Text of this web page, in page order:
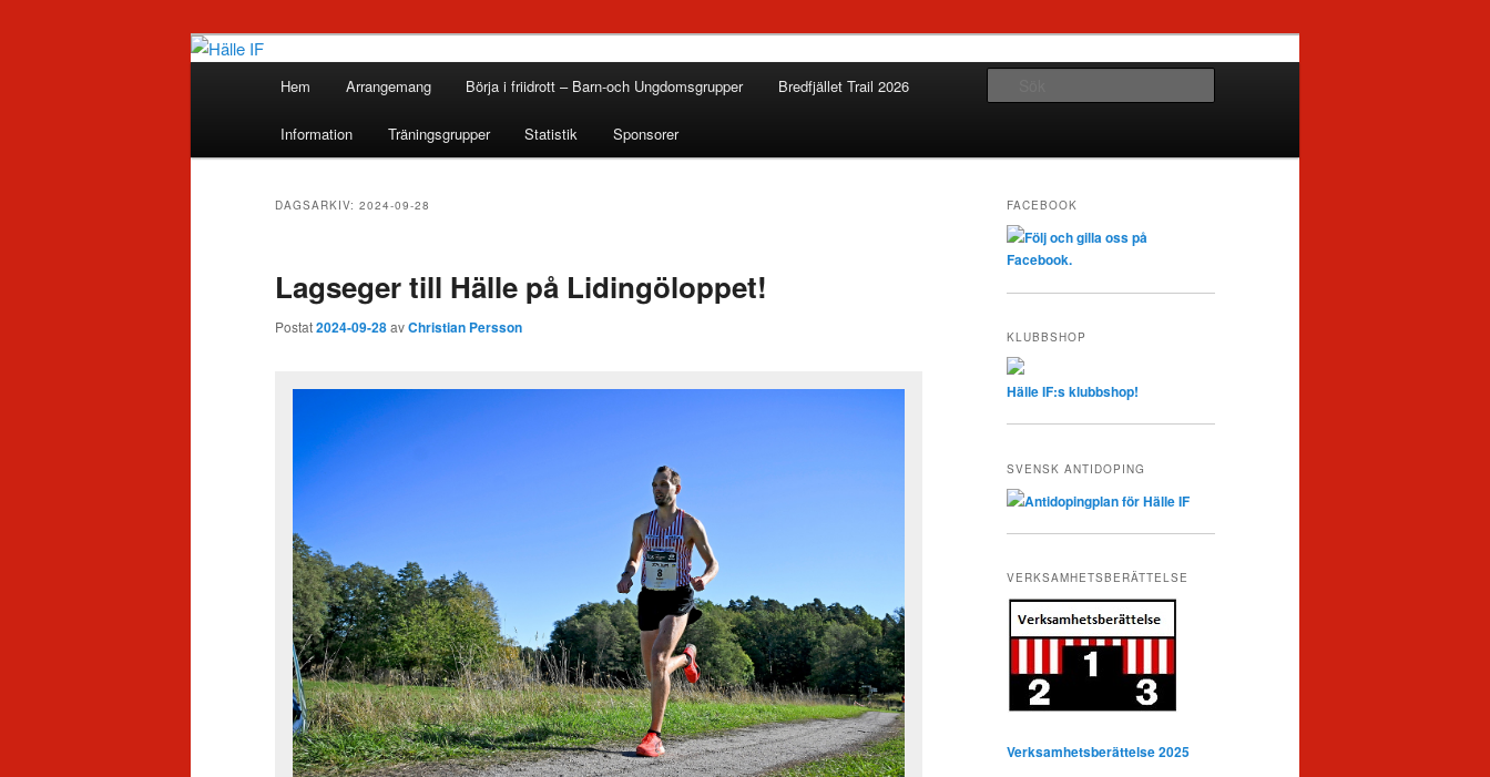
Hälle IF
Hoppa
till
huvudinnehåll
Hoppa
till
sekundärt
Hem Arrangemang Börja i friidrott – Barn-och Ungdomsgrupper Bredfjället Trail 2026
Information Träningsgrupper Statistik Sponsorer
DAGSARKIV: 2024-09-28
Lagseger till Hälle på Lidingöloppet!
Postat2024-09-28avChristian Persson
FACEBOOK
Följ och gilla oss på
Facebook.
KLUBBSHOP
Hälle IF:s klubbshop!
SVENSK ANTIDOPING
Antidopingplan för Hälle IF
VERKSAMHETSBERÄTTELSE
Verksamhetsberättelse 2025